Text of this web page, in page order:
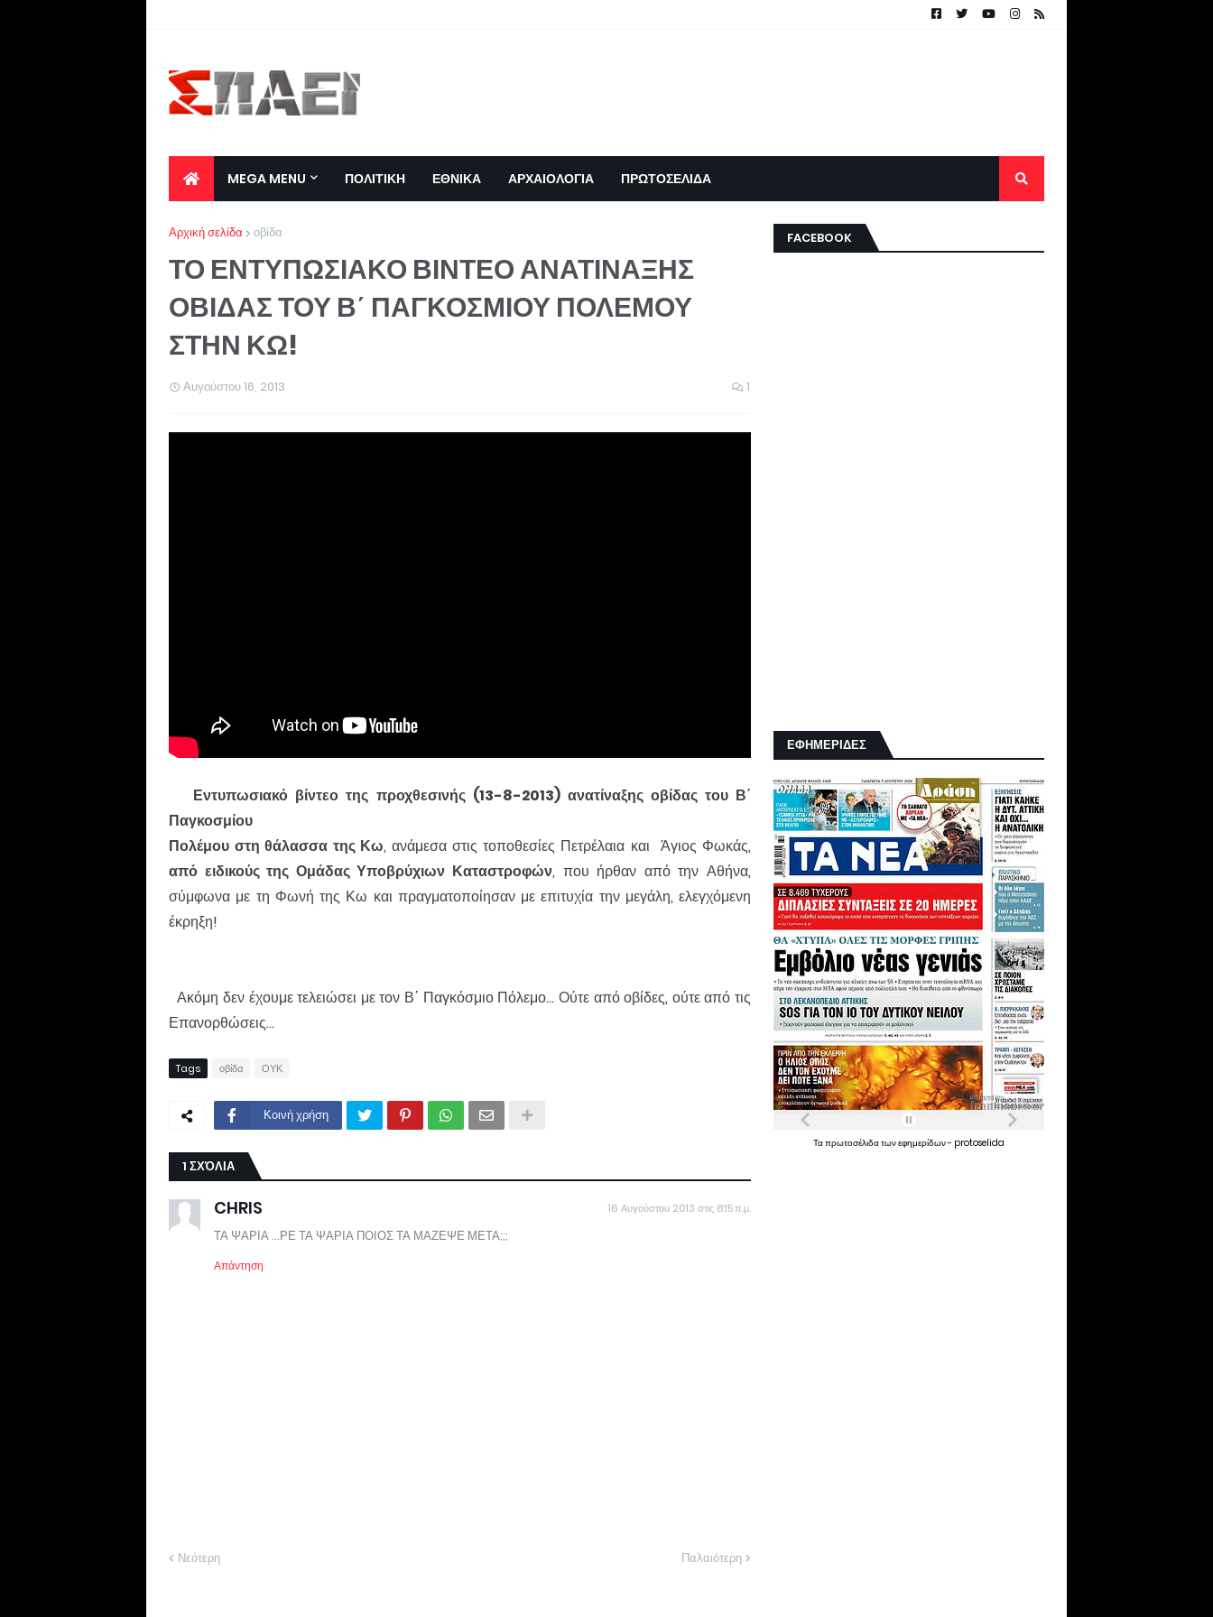
MEGA MENU ΠΟΛΙΤΙΚΗ ΕΘΝΙΚΑ ΑΡΧΑΙΟΛΟΓΙΑ ΠΡΩΤΟΣΕΛΙΔΑ
Αρχική σελίδα οβίδα
ΤΟ ΕΝΤΥΠΩΣΙΑΚΟ ΒΙΝΤΕΟ ΑΝΑΤΙΝΑΞΗΣ
ΟΒΙΔΑΣ ΤΟΥ Β΄ ΠΑΓΚΟΣΜΙΟΥ ΠΟΛΕΜΟΥ
ΣΤΗΝ ΚΩ!
Αυγούστου 16, 2013 1
Εντυπωσιακό βίντεο της προχθεσινής (13-8-2013) ανατίναξης οβίδας του Β΄
Παγκοσμίου
Πολέμου στη θάλασσα της Κω, ανάμεσα στις τοποθεσίες Πετρέλαια και Άγιος Φωκάς,
από ειδικούςτης Ομάδας Υποβρύχιων Καταστροφών, που ήρθαν από την Αθήνα,
σύμφωνα με τη Φωνή της Κω και πραγματοποίησαν με επιτυχία την μεγάλη, ελεγχόμενη
έκρηξη!
Ακόμη δεν έχουμε τελειώσει με τον Β΄ Παγκόσμιο Πόλεμο... Ούτε από οβίδες, ούτε από τις
Επανορθώσεις...
Tags οβίδα ΟΥΚ
Κοινή χρήση
1 ΣΧΌΛΙΑ
CHRIS 16 Αυγούστου 2013 στις 8:15 π.μ.
ΤΑ ΨΑΡΙΑ ...ΡΕ ΤΑ ΨΑΡΙΑ ΠΟΙΟΣ ΤΑ ΜΑΖΕΨΕ ΜΕΤΑ;;;
Απάντηση
Νεότερη Παλαιότερη
FACEBOOK
ΕΦΗΜΕΡΙΔΕΣ
Ταπρωτοσέλιδατωνεφημερίδων- protoselida